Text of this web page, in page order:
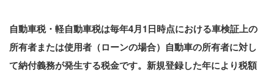
自動車税・軽自動車税は毎年4月1日時点における車検証上の
所有者または使用者（ローンの場合）自動車の所有者に対し
て納付義務が発生する税金です。新規登録した年により税額